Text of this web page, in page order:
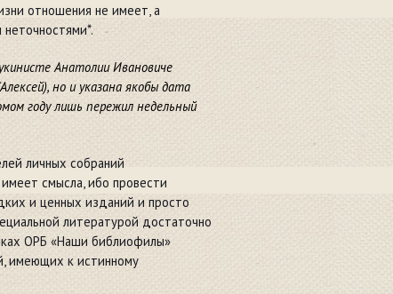
отношения не имеет, а
*.
Анатолии Ивановиче
но и указана якобы дата
году лишь пережил недельный
личных собраний
смысла, ибо провести
и ценных изданий и просто
литературой достаточно
ОРБ «Наши библиофилы»
имеющих к истинному